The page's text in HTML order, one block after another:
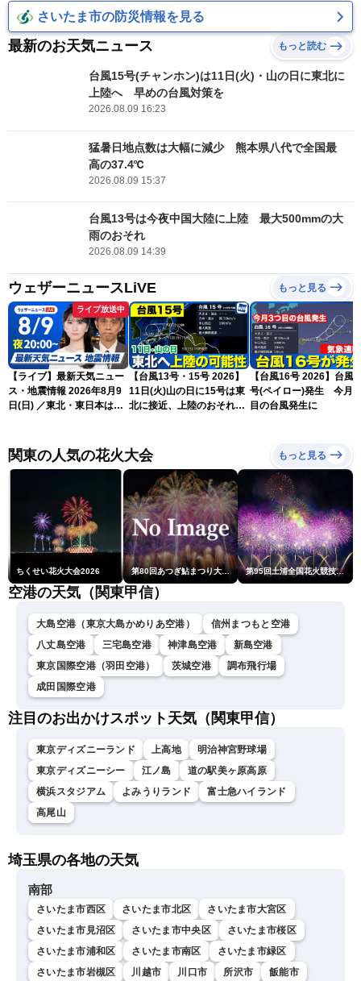
さいたま市の防災情報を見る
最新のお天気ニュース もっと読む
台風15号(チャンホン)は11日(火)・山の日に東北に
上陸へ 早めの台風対策を
2026.08.09 16:23
猛暑日地点数は大幅に減少 熊本県八代で全国最
高の37.4℃
2026.08.09 15:37
台風13号は今夜中国大陸に上陸 最大500mmの大
雨のおそれ
2026.08.09 14:39
ウェザーニュースLiVE もっと見る
ライブ放送中
【ライブ】最新天気ニュー
ス・地震情報 2026年8月9
日(日) ／東北・東日本は急
衣／芳野達郎〉
【台風13号・15号 2026】
11日(火)山の日に15号は東
北に接近、上陸のおそれ
【台風16号 2026】台風
号(ペイロー)発生 今月3
目の台風発生に
関東の人気の花火大会 もっと見る
ちくせい花火大会2026 第80回あつぎ鮎まつり大花火大会 第95回土浦全国花火競技大会
空港の天気（関東甲信）
大島空港（東京大島かめりあ空港）
信州まつもと空港
八丈島空港
三宅島空港 神津島空港
新島空港
東京国際空港（羽田空港）
茨城空港
調布飛行場
成田国際空港
注目のお出かけスポット天気（関東甲信）
東京ディズニーランド 上高地
明治神宮野球場
東京ディズニーシー
江ノ島
道の駅美ヶ原高原
横浜スタジアム
よみうりランド
富士急ハイランド
高尾山
埼玉県の各地の天気
南部
さいたま市西区 さいたま市北区
さいたま市大宮区
さいたま市見沼区
さいたま市中央区
さいたま市桜区
さいたま市浦和区
さいたま市南区
さいたま市緑区
さいたま市岩槻区
川越市 川口市 所沢市 飯能市